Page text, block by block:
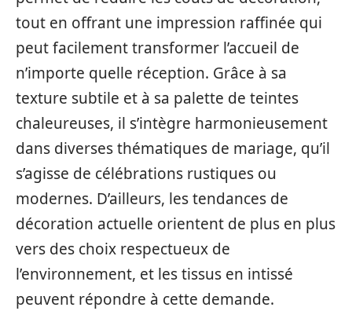
tout en offrant une impression raffinée qui
peut facilement transformer l’accueil de
n’importe quelle réception. Grâce à sa
texture subtile et à sa palette de teintes
chaleureuses, il s’intègre harmonieusement
dans diverses thématiques de mariage, qu’il
s’agisse de célébrations rustiques ou
modernes. D’ailleurs, les tendances de
décoration actuelle orientent de plus en plus
vers des choix respectueux de
l’environnement, et les tissus en intissé
peuvent répondre à cette demande.